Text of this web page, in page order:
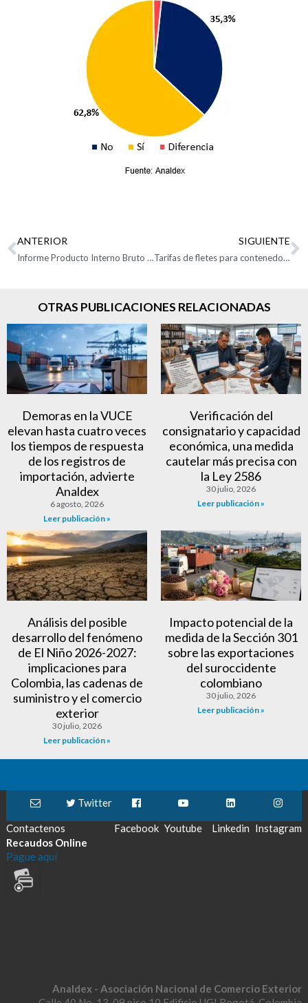
ANTERIOR
Informe Producto Interno Bruto Trimestre I de 2021
SIGUIENTE
Tarifas de fletes para contenedores en puertos y navieras subieron 59% en abril
OTRAS PUBLICACIONES RELACIONADAS
Demoras en la VUCE
elevan hasta cuatro veces
los tiempos de respuesta
de los registros de
importación, advierte
Analdex
6 agosto, 2026
Leer publicación »
Verificación del
consignatario y capacidad
económica, una medida
cautelar más precisa con
la Ley 2586
30 julio, 2026
Leer publicación »
Análisis del posible
desarrollo del fenómeno
de El Niño 2026-2027:
implicaciones para
Colombia, las cadenas de
suministro y el comercio
exterior
30 julio, 2026
Leer publicación »
Impacto potencial de la
medida de la Sección 301
sobre las exportaciones
del suroccidente
colombiano
30 julio, 2026
Leer publicación »
Contactenos
Twitter
Facebook Youtube Linkedin Instagram
Recaudos Online
Pague aquí
Analdex - Asociación Nacional de Comercio Exterior